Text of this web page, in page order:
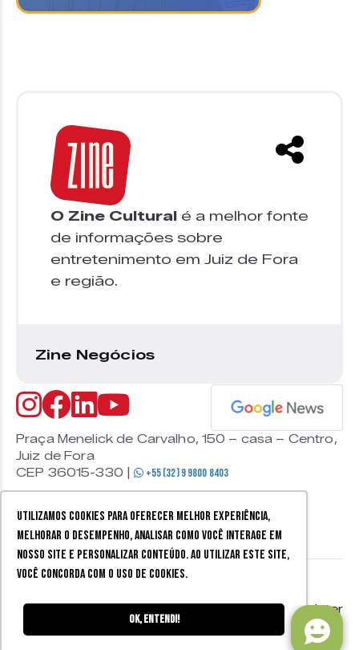
Utilizamos cookies para oferecer melhor experiência,
melhorar o desempenho, analisar como você interage em
nosso site e personalizar conteúdo. Ao utilizar este site,
você concorda com o uso de cookies.
Ok, entendi!
O Zine Cultural é a melhor fonte
de informações sobre
entretenimento em Juiz de Fora
e região.
Zine Negócios
Praça Menelick de Carvalho, 150 – casa – Centro,
Juiz de Fora
CEP 36015-330 |
+55 (32) 9 9800 8403
os direitos reservados.
Mobister